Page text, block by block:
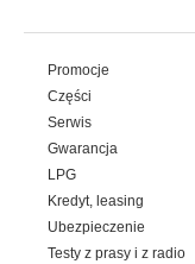
Promocje
Części
Serwis
Gwarancja
LPG
Kredyt, leasing
Ubezpieczenie
Testy z prasy i z radio